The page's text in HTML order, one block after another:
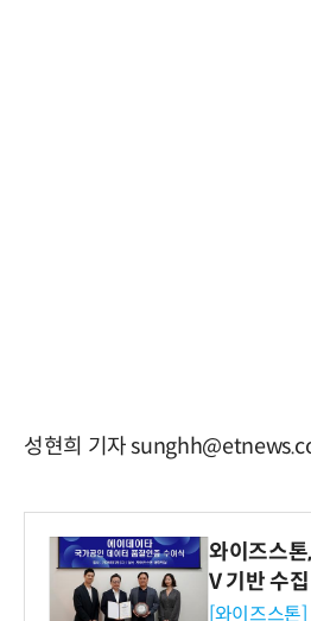
성현희 기자
와이즈스
V 기반 수
증 최고 등
[와이즈스톤